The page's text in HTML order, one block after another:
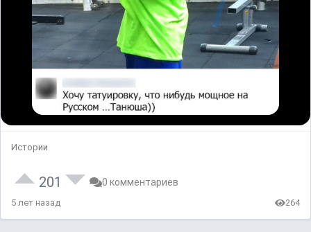
Истории
201 0 комментариев
5 лет назад 264